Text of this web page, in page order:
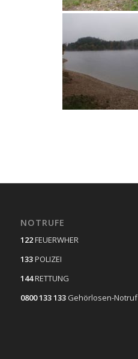
NOTRUFE
122FEUERWHER
133POLIZEI
144RETTUNG
0800 133 133 Gehörlosen-Notruf